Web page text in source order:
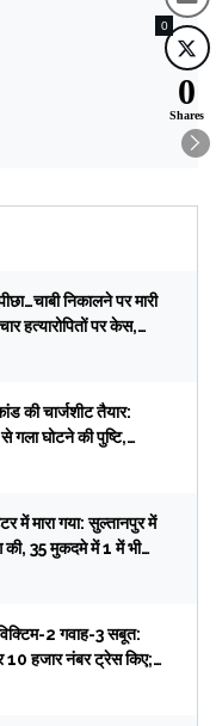
निकालने पर मारी
हत्यारोपितों पर केस,
की चार्जशीट तैयार:
गला घोटने की पुष्टि,
प्रभात की, सिक्योरिटी
में मारा गया: सुल्तानपुर में
की, 35 मुकदमे में 1 में भी
2 गवाह-3 सबूत:
हजार नंबर ट्रेस किए;
0
0
Shares